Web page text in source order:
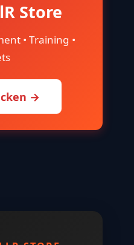
Store
• Training •
→